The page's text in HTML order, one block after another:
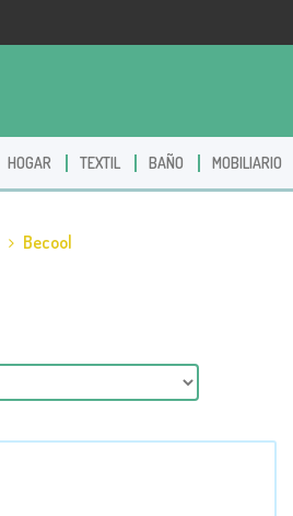
HOGAR TEXTIL BAÑO MOBILIARIO
Becool